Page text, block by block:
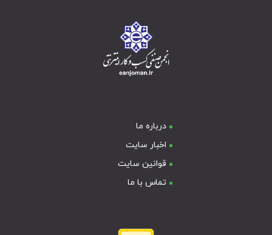
درباره ما
اخبار سایت
قوانین سایت
تماس با ما